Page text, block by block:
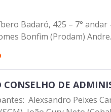
Badaró, 425 – 7°
Bonfim (Prodam)
CONSELHO DE
Alexsandro Peixes